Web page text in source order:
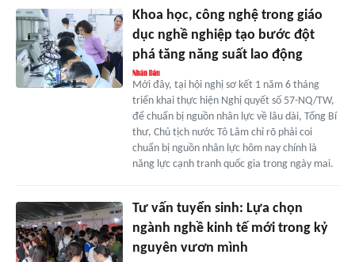
Khoa học, công nghệ trong giáo
dục nghề nghiệp tạo bước đột
phá tăng năng suất lao động
Mới đây, tại hội nghị sơ kết 1 năm 6 tháng
triển khai thực hiện Nghị quyết số 57-NQ/TW,
để chuẩn bị nguồn nhân lực về lâu dài, Tổng Bí
thư, Chủ tịch nước Tô Lâm chỉ rõ phải coi
chuẩn bị nguồn nhân lực hôm nay chính là
năng lực cạnh tranh quốc gia trong ngày mai.
Tư vấn tuyển sinh: Lựa chọn
ngành nghề kinh tế mới trong kỷ
nguyên vươn mình